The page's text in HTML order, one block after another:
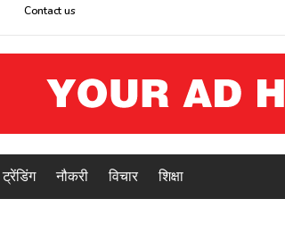
Contact us
ट्रेंडिंग नौकरी विचार शिक्षा